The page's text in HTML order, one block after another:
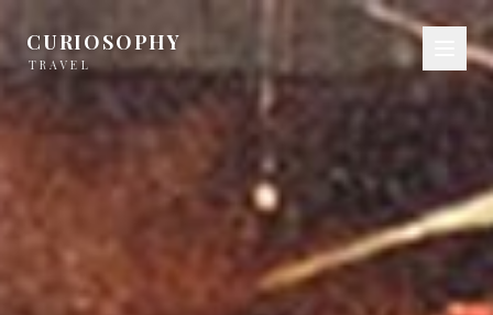
CURIOSOPHY
TRAVEL